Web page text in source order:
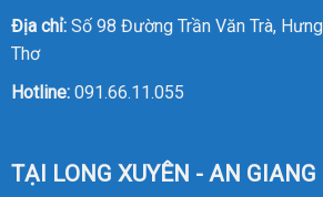
Địa chỉ:Số 98 Đường Trần Văn Trà,
Thơ
Hotline: 091.66.11.055
TẠI LONG XUYÊN - AN GIANG